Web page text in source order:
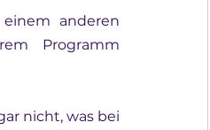
anderen
Programm